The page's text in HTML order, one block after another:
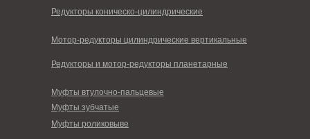
Редукторы коническо-цилиндрические
Мотор-редукторы цилиндрические вертикальные
Редукторы и мотор-редукторы планетарные
Муфты зубчатые
Муфты втулочно-пальцевые
Муфты роликовыве